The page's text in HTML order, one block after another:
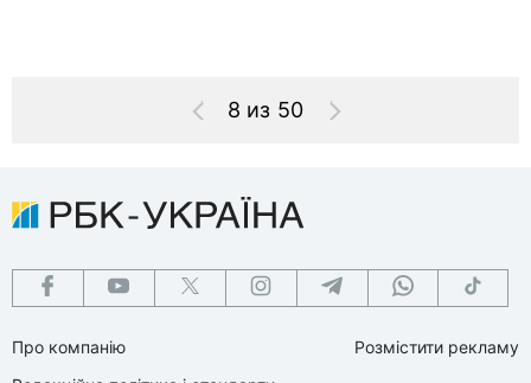
8 из 50
Про компанію
Розмістити рекламу